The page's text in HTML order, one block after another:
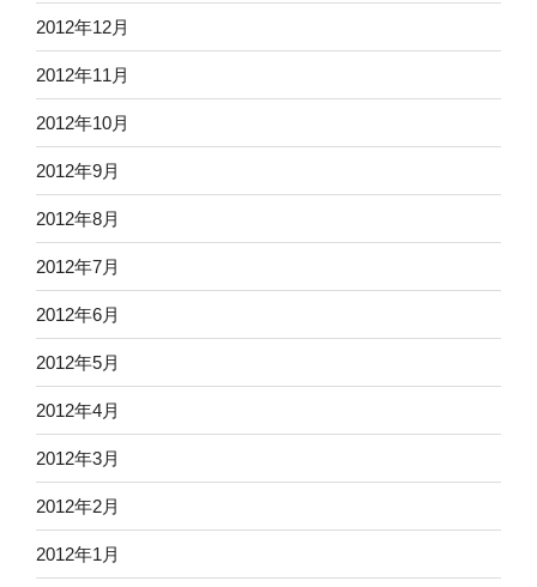
2012年12月
2012年11月
2012年10月
2012年9月
2012年8月
2012年7月
2012年6月
2012年5月
2012年4月
2012年3月
2012年2月
2012年1月